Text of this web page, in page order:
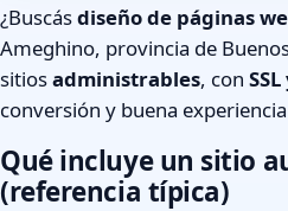
¿Buscásdiseño de páginas
Ameghino, provincia de
sitiosadministrables, con
conversión y buena
Qué incluye un sitio
(referencia típica)